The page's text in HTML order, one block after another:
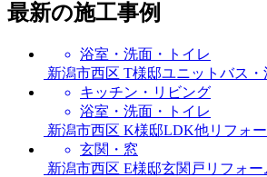
最新の施工事例
浴室・洗面・トイレ
新潟市西区 T様邸ユニットバス
キッチン・リビング
浴室・洗面・トイレ
新潟市西区 K様邸LDK他リフォ
玄関・窓
新潟市西区 E様邸玄関戸リフォー